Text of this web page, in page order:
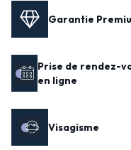
Garantie
Prise de rendez-
en ligne
Visagisme